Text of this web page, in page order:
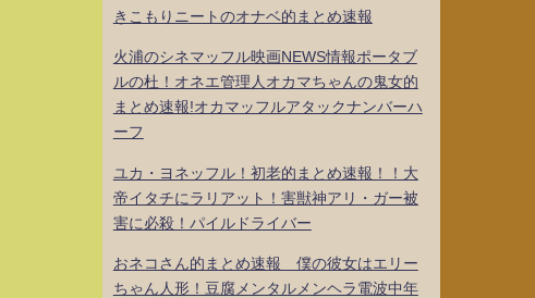
きこもりニートのオナベ的まとめ速報
火浦のシネマッフル映画NEWS情報ポータブ
ルの杜！オネエ管理人オカマちゃんの鬼女的
まとめ速報!オカマッフルアタックナンバーハ
ーフ
ユカ・ヨネッフル！初老的まとめ速報！！大
帝イタチにラリアット！害獣神アリ・ガー被
害に必殺！パイルドライバー
おネコさん的まとめ速報 僕の彼女はエリー
ちゃん人形！豆腐メンタルメンヘラ電波中年